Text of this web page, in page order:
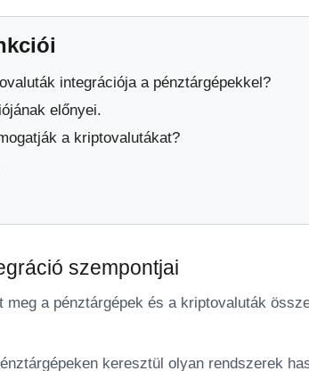
integrációja a pénztárgépekkel?
előnyei.
a kriptovalutákat?
szempontjai
meg a pénztárgépek és a kriptovaluták
keresztül olyan rendszerek